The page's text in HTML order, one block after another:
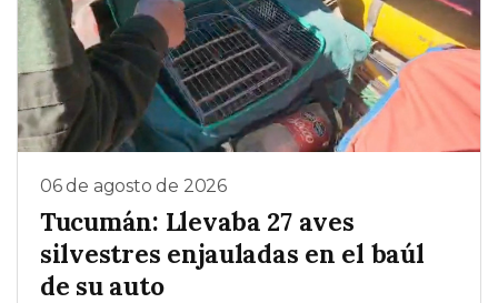
06 de agosto de 2026
Tucumán: Llevaba 27 aves
silvestres enjauladas en el baúl
de su auto